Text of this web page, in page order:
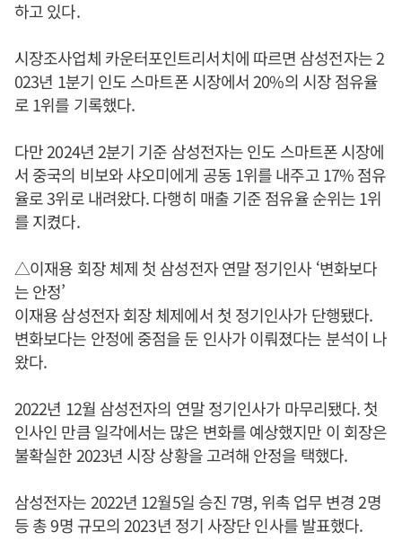
하고 있다.
시장조사업체 카운터포인트리서치에 따르면 삼성전자는 2
023년 1분기 인도 스마트폰 시장에서 20%의 시장 점유율
로 1위를 기록했다.
다만 2024년 2분기 기준 삼성전자는 인도 스마트폰 시장에
서 중국의 비보와 샤오미에게 공동 1위를 내주고 17% 점유
율로 3위로 내려왔다. 다행히 매출 기준 점유율 순위는 1위
를 지켰다.
△이재용 회장 체제 첫 삼성전자 연말 정기인사 ‘변화보다
는 안정’
이재용 삼성전자 회장 체제에서 첫 정기인사가 단행됐다.
변화보다는 안정에 중점을 둔 인사가 이뤄졌다는 분석이 나
왔다.
2022년 12월 삼성전자의 연말 정기인사가 마무리됐다. 첫
인사인 만큼 일각에서는 많은 변화를 예상했지만 이 회장은
불확실한 2023년 시장 상황을 고려해 안정을 택했다.
삼성전자는 2022년 12월5일 승진 7명, 위촉 업무 변경 2명
등 총 9명 규모의 2023년 정기 사장단 인사를 발표했다.